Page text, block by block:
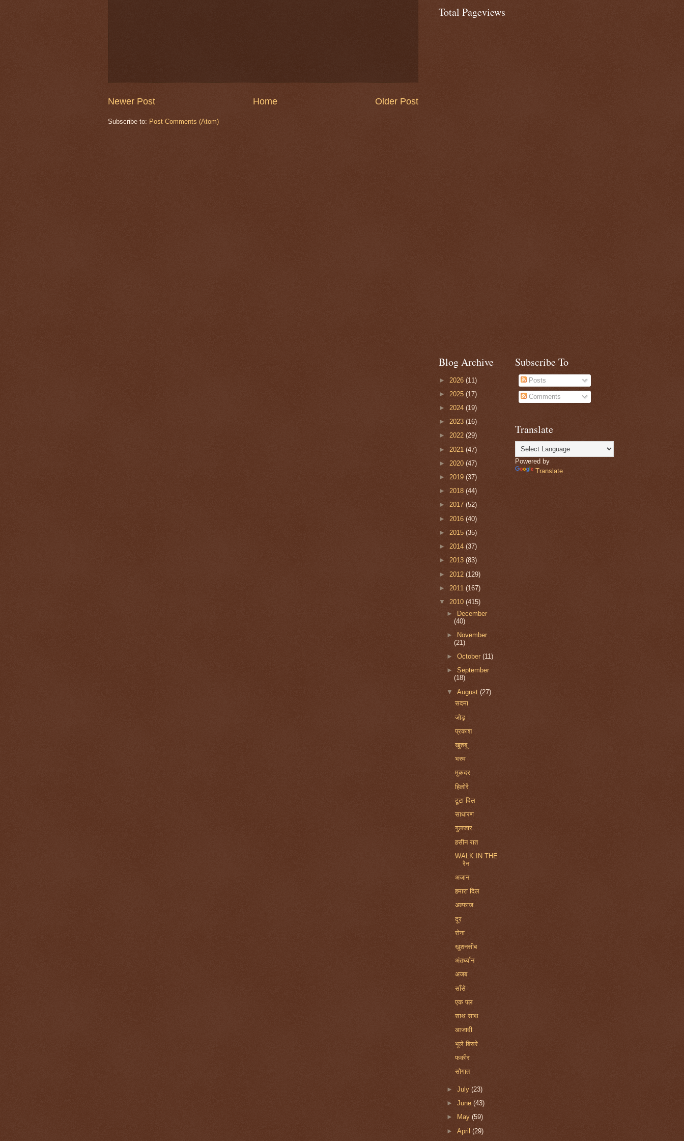
Newer Post Older Post
Home
Subscribe to: Post Comments (Atom)
Total Pageviews
Blog Archive
► 2026 (11)
► 2025 (17)
► 2024 (19)
► 2023 (16)
► 2022 (29)
► 2021 (47)
► 2020 (47)
► 2019 (37)
► 2018 (44)
► 2017 (52)
► 2016 (40)
► 2015 (35)
► 2014 (37)
► 2013 (83)
► 2012 (129)
► 2011 (167)
▼ 2010 (415)
► December
(40)
►
November
(21)
►October(11)
►September
(18)
▼August(27)
सदमा
जोड़
प्रकाश
खुशबू
भस्म
मुक़दर
हिलोरें
टूटा दिल
साधारण
गुलजार
हसीन रात
WALK IN THE
रैन
अजान
हमारा दिल
अल्फाज
दूर
रोना
खुशनसीब
अंतर्ध्यान
अजब
साँसे
एक पल
साथ साथ
आजादी
भूले बिसरे
फकीर
सौगात
►July(23)
►June(43)
►
May(59)
►April(29)
Subscribe To
Posts
Comments
Translate
Powered by
Translate